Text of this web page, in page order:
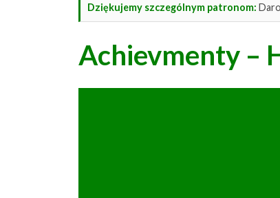
Dziękujemy szczególnym patronom:
Achievmenty –